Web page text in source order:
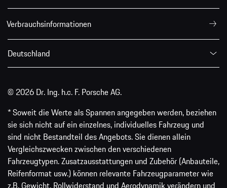
Verbrauchsinformationen
Deutschland
© 2026 Dr. Ing. h.c. F. Porsche AG.
* Soweit die Werte als Spannen angegeben werden, beziehen
sie sich nicht auf ein einzelnes, individuelles Fahrzeug und
sind nicht Bestandteil des Angebots. Sie dienen allein
Vergleichszwecken zwischen den verschiedenen
Fahrzeugtypen. Zusatzausstattungen und Zubehör (Anbauteile,
Reifenformat usw.) können relevante Fahrzeugparameter wie